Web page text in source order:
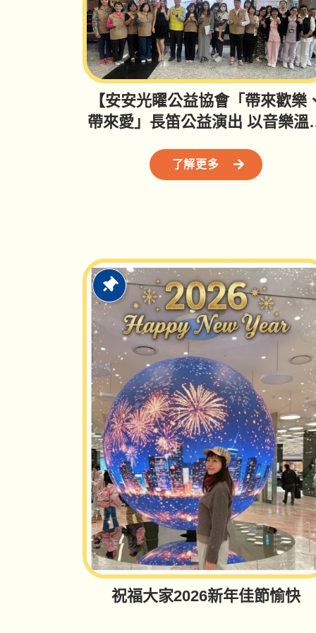
【安安光矅公益協會「帶來歡樂
帶來愛」長笛公益演出 以音樂溫
心】
了解更多
祝福大家2026新年佳節愉快